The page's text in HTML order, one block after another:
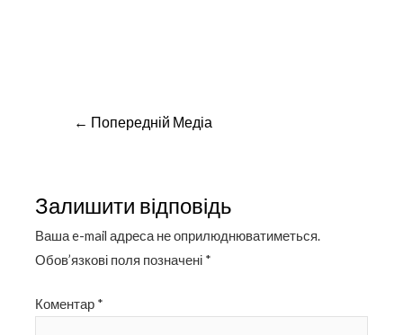
Навігація
← Попередній Медіа
Залишити відповідь
Ваша e-mail адреса не оприлюднюватиметься.
Обов’язкові поля позначені *
Коментар *